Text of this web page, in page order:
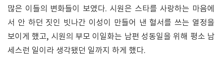
많은 이들의 변화들이 보였다. 시원은 스타를 사랑하는 마음에
서 안 하던 짓인 빗나간 이성이 만들어 낸 혈서를 쓰는 열정을
보이게 했고, 시원의 부모 이일화는 남편 성동일을 위해 평소 남
세스런 일이라 생각됐던 일까지 하게 했다.